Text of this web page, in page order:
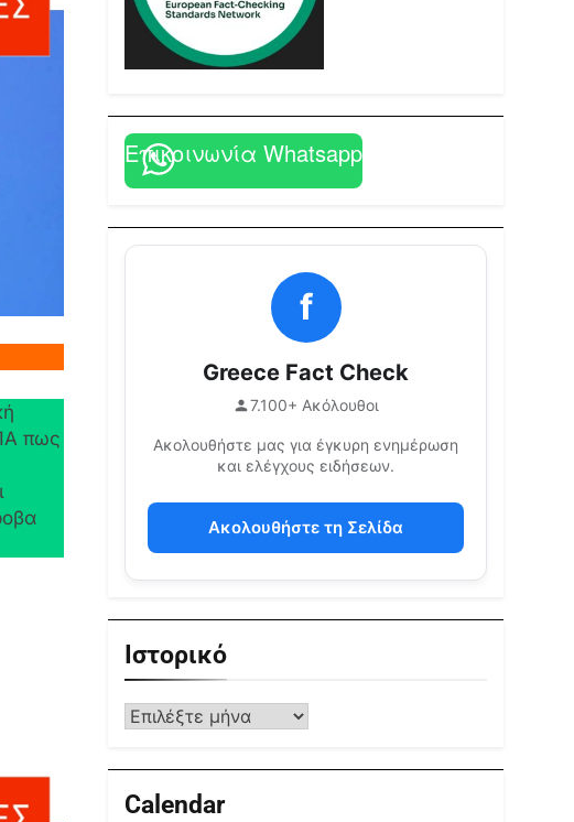
πως
Επικοινωνία Whatsapp
f
Greece Fact Check
7.100+ Ακόλουθοι
Ακολουθήστε μας για έγκυρη ενημέρωση
και ελέγχους ειδήσεων.
Ακολουθήστε τη Σελίδα
Ιστορικό
Calendar